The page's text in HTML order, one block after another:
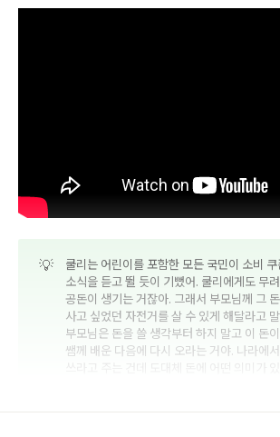
💡
쿨리는 어린이를 포함한 모든 국민이 소비
소식을 듣고 뛸 듯이 기뻤어. 쿨리에게도 무
공돈이 생기는 거잖아. 그래서 부모님께 그
사고 싶었던 자전거를 살 수 있게 해달라고
부모님은 돈을 쓸 생각부터 하지 말고 이 돈
쌤께 배운 다음에 다시 오라는 거야. 나라에